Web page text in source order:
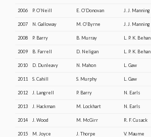
2006 P. O’Neill E. O’Donovan J. J. Manning
2007 N. Galloway M. O’Byrne J. J. Manning
2008 P. Barry B. Murray L. P. K. Behan
2009 B. Farrell D. Neligan L. P. K. Behan
2010 D. Dunleavy N. Mahon L. Gaw
2011 S. Cahill S. Murphy L. Gaw
2012 J. Langrell P. Barry N. Earls
2013 J. Hackman M. Lockhart N. Earls
2014 J. Wood M. McGirr R. F. Cusack
2015 M. Joyce J. Thorpe V. Maume